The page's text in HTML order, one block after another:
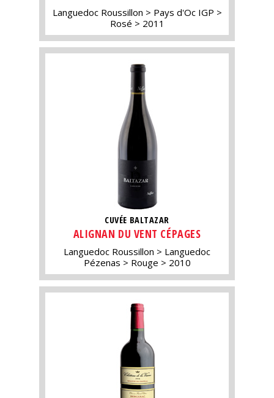
Languedoc Roussillon
Pays d'Oc IGP
Rosé
2011
CUVÉE BALTAZAR
ALIGNAN DU VENT CÉPAGES
Languedoc Roussillon
Languedoc
Pézenas
Rouge 2010